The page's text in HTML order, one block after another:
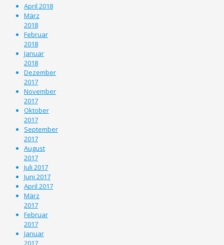
April 2018
März
2018
Februar
2018
Januar
2018
Dezember
2017
November
2017
Oktober
2017
September
2017
August
2017
Juli 2017
Juni 2017
April 2017
März
2017
Februar
2017
Januar
2017